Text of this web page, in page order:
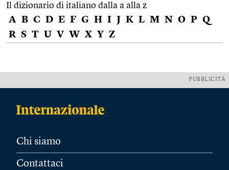
Il dizionario di italiano dalla a alla z
A B C D E F G H I J K L M N O P Q
R S T U V W X Y Z
PUBBLICITÀ
Chi siamo
Contattaci